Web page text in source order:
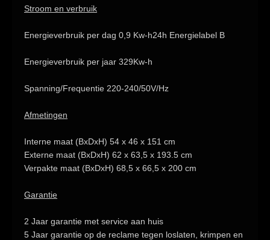
Stroom en verbruik
Energieverbruik per dag 0,9 Kw-h24h Energielabel B
Energieverbruik per jaar 329Kw-h
Spanning/Frequentie 220-240/50V/Hz
Afmetingen
Interne maat (BxDxH) 54 x 46 x 151 cm
Externe maat (BxDxH) 62 x 63,5 x 193.5 cm
Verpakte maat (BxDxH) 68,5 x 66,5 x 200 cm
Garantie
2 Jaar garantie met service aan huis
5 Jaar garantie op de reclame tegen loslaten, krimpen en